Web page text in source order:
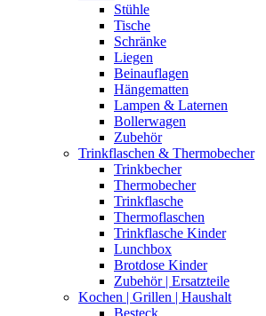
Stühle
Tische
Schränke
Liegen
Beinauflagen
Hängematten
Lampen & Laternen
Bollerwagen
Zubehör
Trinkflaschen & Thermobecher
Trinkbecher
Thermobecher
Trinkflasche
Thermoflaschen
Trinkflasche Kinder
Lunchbox
Brotdose Kinder
Zubehör | Ersatzteile
Kochen | Grillen | Haushalt
Besteck